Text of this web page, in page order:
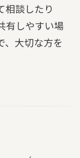
相談したり
有しやすい場
、大切な方を